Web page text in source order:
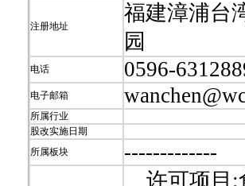
注册地址
福建漳浦台
园
电话 0596-
电子邮箱
所属行业
股改实施日期
所属板块
-------------
许可项目: